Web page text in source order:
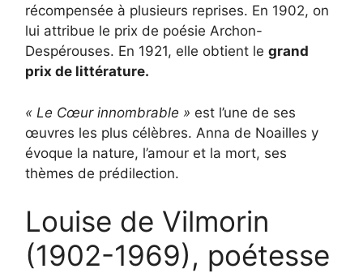
récompensée à plusieurs reprises. En 1902, on
lui attribue le prix de poésie Archon-
Despérouses. En 1921, elle obtient le grand
prix de littérature.
« Le Cœur innombrable » est l’une de ses
œuvres les plus célèbres. Anna de Noailles y
évoque la nature, l’amour et la mort, ses
thèmes de prédilection.
Louise de Vilmorin
(1902-1969), poétesse